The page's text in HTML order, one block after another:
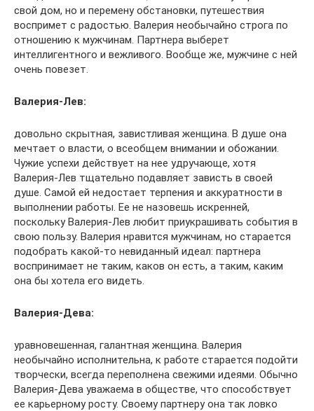
свой дом, но и перемену обстановки, путешествия
воспримет с радостью. Валерия необычайно строга по
отношению к мужчинам. Партнера выберет
интеллигентного и вежливого. Вообще же, мужчине с ней
очень повезет.
Валерия-Лев:
довольно скрытная, завистливая женщина. В душе она
мечтает о власти, о всеобщем внимании и обожании.
Чужие успехи действует на нее удручающе, хотя
Валерия-Лев тщательно подавляет зависть в своей
душе. Самой ей недостает терпения и аккуратности в
выполнении работы. Ее не назовешь искренней,
поскольку Валерия-Лев любит приукрашивать события в
свою пользу. Валерия нравится мужчинам, но старается
подобрать какой-то невиданный идеал: партнера
воспринимает не таким, каков он есть, а таким, каким
она бы хотела его видеть.
Валерия-Дева:
уравновешенная, галантная женщина. Валерия
необычайно исполнительна, к работе старается подойти
творчески, всегда переполнена свежими идеями. Обычно
Валерия-Дева уважаема в обществе, что способствует
ее карьерному росту. Своему партнеру она так ловко